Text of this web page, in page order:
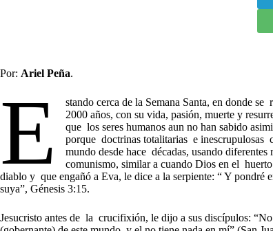
Por: Ariel Peña.
E
stando cerca de la Semana Santa, en donde
2000 años, con su vida, pasión, muerte y
que los seres humanos aun no han sabido
porque doctrinas totalitarias e inescrupulosas
mundo desde hace décadas, usando
comunismo, similar a cuando Dios en el
diablo y que engañó a Eva, le dice a la serpiente: “ Y
suya”, Génesis 3:15.
Jesucristo antes de la crucifixión, le dijo a sus discípulos: